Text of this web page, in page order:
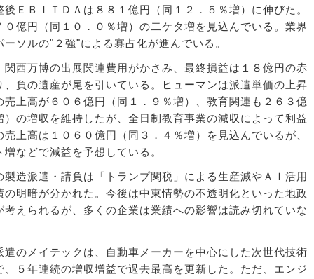
後ＥＢＩＴＤＡは８８１億円（同１２．５％増）に伸びた。
０億円（同１０．０％増）の二ケタ増を見込んでいる。業界
ーソルの"２強"による寡占化が進んでいる。
西万博の出展関連費用がかさみ、最終損益は１８億円の赤
、負の遺産が尾を引いている。ヒューマンは派遣単価の上昇
売上高が６０６億円（同１．９％増）、教育関連も２６３億
）の増収を維持したが、全日制教育事業の減収によって利益
売上高は１０６０億円（同３．４％増）を見込んでいるが、
などで減益を予想している。
造派遣・請負は「トランプ関税」による生産減やＡＩ活用
の明暗が分かれた。今後は中東情勢の不透明化といった地政
考えられるが、多くの企業は業績への影響は読み切れていな
のメイテックは、自動車メーカーを中心にした次世代技術
、５年連続の増収増益で過去最高を更新した。ただ、エンジ